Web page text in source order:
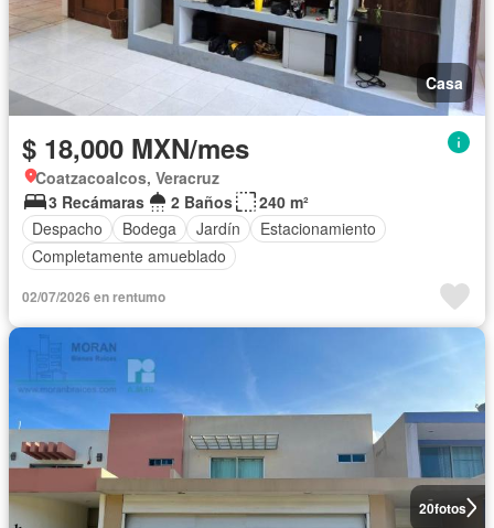
Casa
$ 18,000 MXN/mes
Coatzacoalcos, Veracruz
3 Recámaras
2 Baños
240 m²
Despacho
Bodega Jardín
Estacionamiento
Completamente amueblado
02/07/2026 en rentumo
20fotos